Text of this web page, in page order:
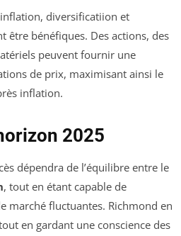
diversificatiion et
être bénéfiques. Des actions, des
peuvent fournir une
de prix, maximisant ainsi le
inflation.
2025
dépendra de l’équilibre entre le
, tout en étant capable de
marché fluctuantes. Richmond en
en gardant une conscience des